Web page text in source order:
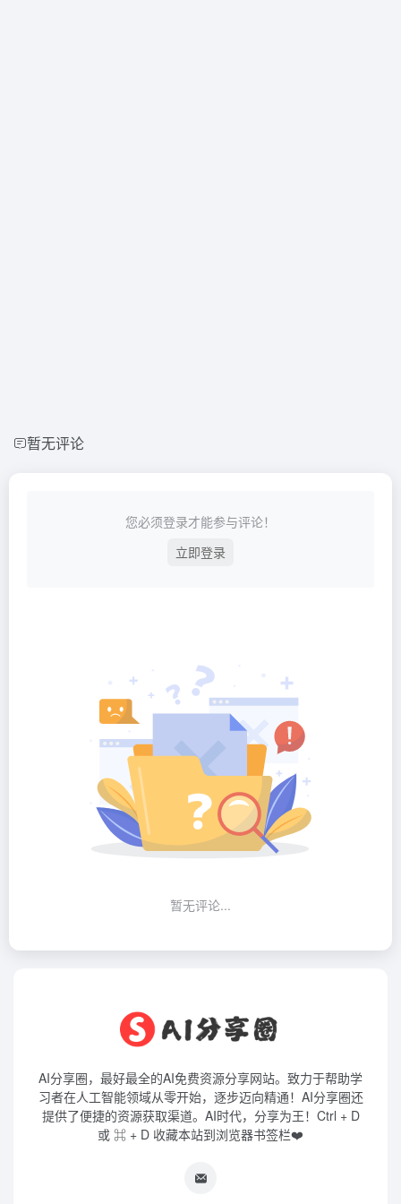
暂无评论
您必须登录才能参与评论！
立即登录
暂无评论...
AI分享圈，最好最全的AI免费资源分享网站。致力于帮助学
习者在人工智能领域从零开始，逐步迈向精通！AI分享圈还
提供了便捷的资源获取渠道。AI时代，分享为王！Ctrl + D
或 ⌘ + D 收藏本站到浏览器书签栏❤️